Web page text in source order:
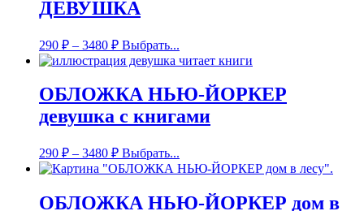
ДЕВУШКА
290 ₽ – 3480 ₽ Выбрать...
ОБЛОЖКА НЬЮ-ЙОРКЕР
девушка с книгами
290 ₽ – 3480 ₽ Выбрать...
ОБЛОЖКА НЬЮ-ЙОРКЕР дом в